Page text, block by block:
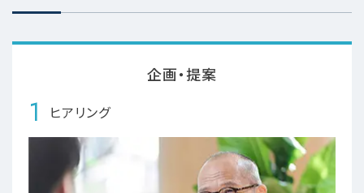
企画・提案
1 ヒアリング